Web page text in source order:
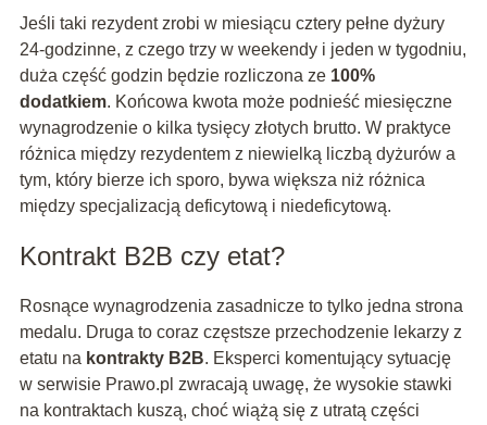
Jeśli taki rezydent zrobi w miesiącu cztery pełne dyżury
24-godzinne, z czego trzy w weekendy i jeden w tygodniu,
duża część godzin będzie rozliczona ze 100%
dodatkiem. Końcowa kwota może podnieść miesięczne
wynagrodzenie o kilka tysięcy złotych brutto. W praktyce
różnica między rezydentem z niewielką liczbą dyżurów a
tym, który bierze ich sporo, bywa większa niż różnica
między specjalizacją deficytową i niedeficytową.
Kontrakt B2B czy etat?
Rosnące wynagrodzenia zasadnicze to tylko jedna strona
medalu. Druga to coraz częstsze przechodzenie lekarzy z
etatu na kontrakty B2B. Eksperci komentujący sytuację
w serwisie Prawo.pl zwracają uwagę, że wysokie stawki
na kontraktach kuszą, choć wiążą się z utratą części